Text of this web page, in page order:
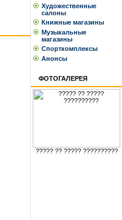
Художественные
салоны
Книжные магазины
Музыкальные
магазины
Спорткомплексы
Анонсы
ФОТОГАЛЕРЕЯ
????? ?? ????? ??????????